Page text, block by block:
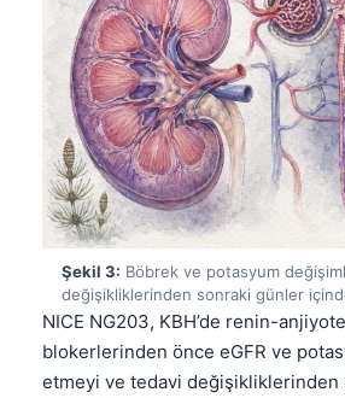
Şekil 3: Böbrek ve potasyum
değişikliklerinden sonraki günler
NICE NG203, KBH’de renin-
blokerlerinden önce eGFR ve
etmeyi ve tedavi değişikliklerinden